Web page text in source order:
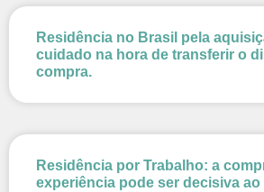
Residência no Brasil pela
cuidado na hora de transferir o
compra.
Residência por Trabalho: a
experiência pode ser decisiva